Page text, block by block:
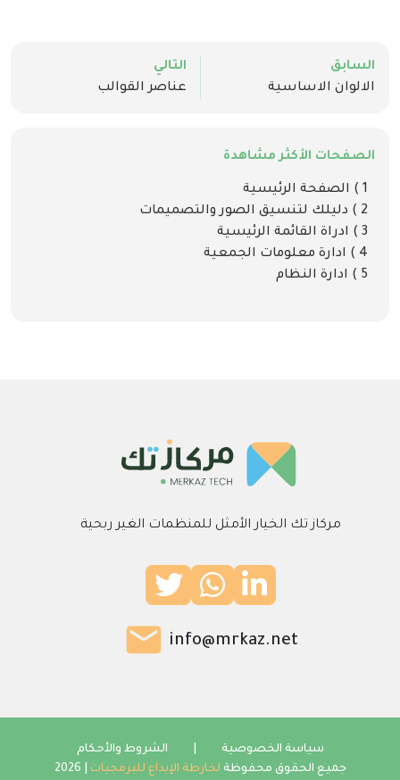
السابق
الالوان الاساسية
التالي
عناصر القوالب
الصفحات الأكثر مشاهدة
1 ) الصفحة الرئيسية
2 ) دليلك لتنسيق الصور والتصميمات
3 ) ادراة القائمة الرئيسية
4 ) ادارة معلومات الجمعية
5 ) ادارة النظام
مركاز تك الخيار الأمثل للمنظمات الغير ربحية
info@mrkaz.net
سياسة الخصوصية
الشروط والأحكام
جميع الحقوق محفوظة لخارطة الإبداع للبرمجيات